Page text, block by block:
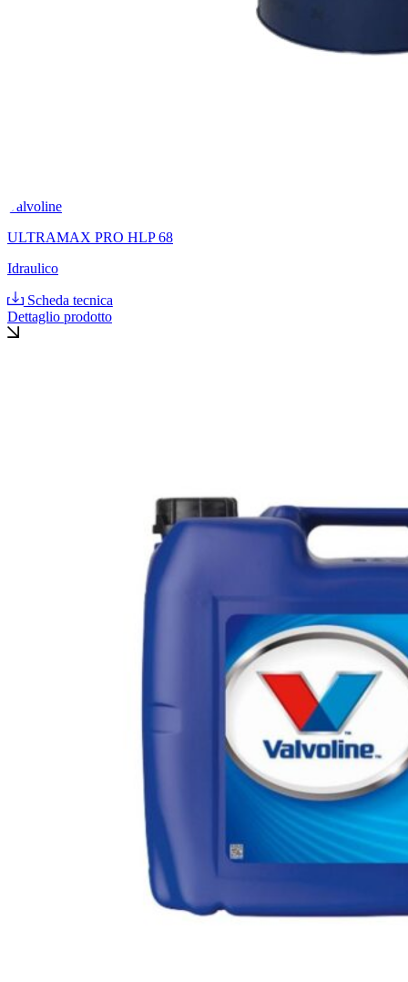
Valvoline
ULTRAMAX PRO HLP 68
Idraulico
Scheda tecnica
Dettaglio prodotto